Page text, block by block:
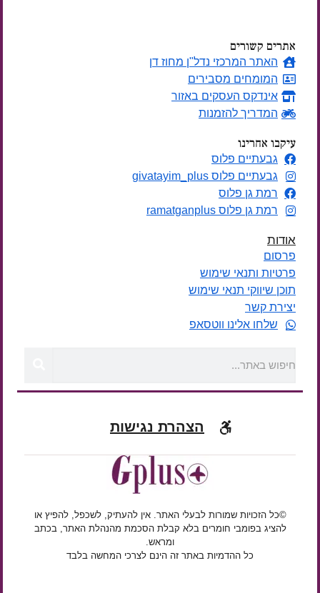
אתרים קשורים
האתר המרכזי נדל"ן מחוז דן
המומחים מסבירים
אינדקס העסקים באזור
המדריך להזמנות
עיקבו אחרינו
גבעתיים פלוס
גבעתיים פלוס givatayim_plus
רמת גן פלוס
רמת גן פלוס ramatganplus
אודות
פרסום
פרטיות ותנאי שימוש
תוכן שיווקי תנאי שימוש
יצירת קשר
שלחו אלינו ווטסאפ
הצהרת נגישות
©כל הזכויות שמורות לבעלי האתר. אין להעתיק, לשכפל, להפיץ או
להציג בפומבי חומרים בלא קבלת הסכמת מהנהלת האתר, בכתב
ומראש.
כל ההדמיות באתר זה הינם לצרכי המחשה בלבד